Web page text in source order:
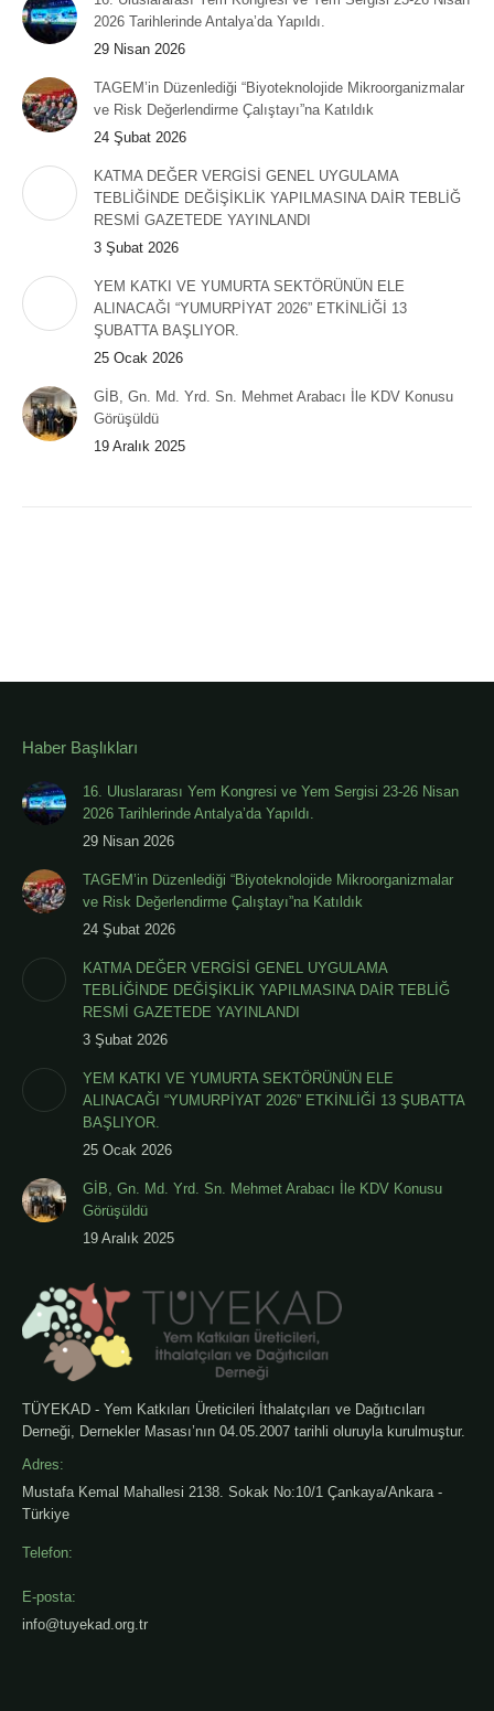
2026 Tarihlerinde Antalya’da Yapıldı.
29 Nisan 2026
TAGEM’in Düzenlediği “Biyoteknolojide Mikroorganizmalar
ve Risk Değerlendirme Çalıştayı”na Katıldık
24 Şubat 2026
KATMA DEĞER VERGİSİ GENEL UYGULAMA
TEBLİĞİNDE DEĞİŞİKLİK YAPILMASINA DAİR TEBLİĞ
RESMİ GAZETEDE YAYINLANDI
3 Şubat 2026
YEM KATKI VE YUMURTA SEKTÖRÜNÜN ELE
ALINACAĞI “YUMURPİYAT 2026” ETKİNLİĞİ 13
ŞUBATTA BAŞLIYOR.
25 Ocak 2026
GİB, Gn. Md. Yrd. Sn. Mehmet Arabacı İle KDV Konusu
Görüşüldü
19 Aralık 2025
Haber Başlıkları
16. Uluslararası Yem Kongresi ve Yem Sergisi 23-26 Nisan
2026 Tarihlerinde Antalya’da Yapıldı.
29 Nisan 2026
TAGEM’in Düzenlediği “Biyoteknolojide Mikroorganizmalar
ve Risk Değerlendirme Çalıştayı”na Katıldık
24 Şubat 2026
KATMA DEĞER VERGİSİ GENEL UYGULAMA
TEBLİĞİNDE DEĞİŞİKLİK YAPILMASINA DAİR TEBLİĞ
RESMİ GAZETEDE YAYINLANDI
3 Şubat 2026
YEM KATKI VE YUMURTA SEKTÖRÜNÜN ELE
ALINACAĞI “YUMURPİYAT 2026” ETKİNLİĞİ 13 ŞUBATTA
BAŞLIYOR.
25 Ocak 2026
GİB, Gn. Md. Yrd. Sn. Mehmet Arabacı İle KDV Konusu
Görüşüldü
19 Aralık 2025
TÜYEKAD - Yem Katkıları Üreticileri İthalatçıları ve Dağıtıcıları
Derneği, Dernekler Masası’nın 04.05.2007 tarihli oluruyla kurulmuştur.
Adres:
Mustafa Kemal Mahallesi 2138. Sokak No:10/1 Çankaya/Ankara -
Türkiye
Telefon:
E-posta:
info@tuyekad.org.tr